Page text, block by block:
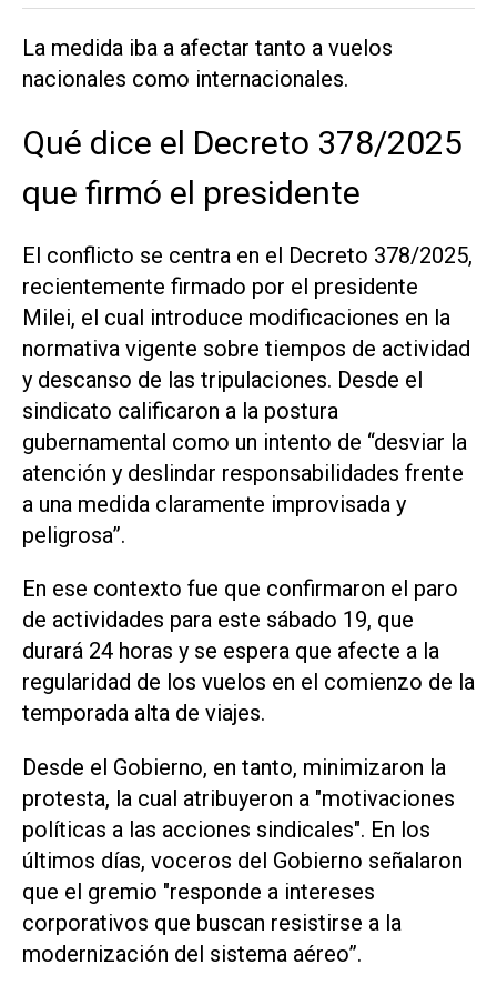
La medida iba a afectar tanto a vuelos
nacionales como internacionales.
Qué dice el Decreto 378/2025
que firmó el presidente
El conflicto se centra en el Decreto 378/2025,
recientemente firmado por el presidente
Milei, el cual introduce modificaciones en la
normativa vigente sobre tiempos de actividad
y descanso de las tripulaciones. Desde el
sindicato calificaron a la postura
gubernamental como un intento de “desviar la
atención y deslindar responsabilidades frente
a una medida claramente improvisada y
peligrosa”.
En ese contexto fue que confirmaron el paro
de actividades para este sábado 19, que
durará 24 horas y se espera que afecte a la
regularidad de los vuelos en el comienzo de la
temporada alta de viajes.
Desde el Gobierno, en tanto, minimizaron la
protesta, la cual atribuyeron a "motivaciones
políticas a las acciones sindicales". En los
últimos días, voceros del Gobierno señalaron
que el gremio "responde a intereses
corporativos que buscan resistirse a la
modernización del sistema aéreo”.